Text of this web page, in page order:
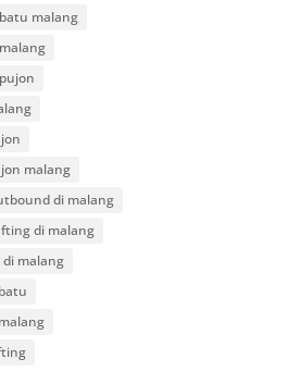
malang
malang
di malang
di malang
malang